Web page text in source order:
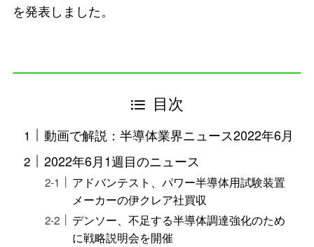
を発表しました。
目次
動画で解説：半導体業界ニュース2022年6月
2022年6月1週目のニュース
アドバンテスト、パワー半導体用試験装置
メーカーの伊クレア社買収
デンソー、不足する半導体調達強化のため
に戦略説明会を開催